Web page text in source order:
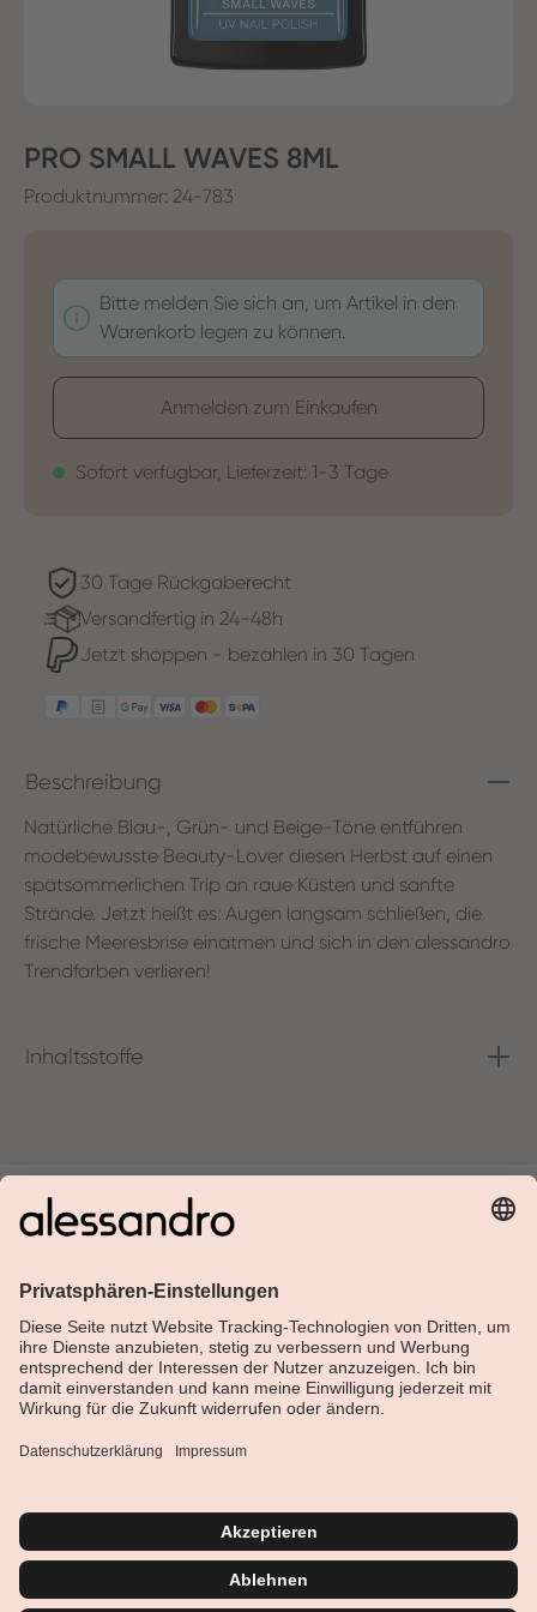
PRO SMALL WAVES 8ML
Produktnummer: 24-783
Bitte melden Sie sich an, um Artikel in den
Warenkorb legen zu können.
Anmelden zum Einkaufen
Sofort verfügbar, Lieferzeit: 1-3 Tage
30 Tage Rückgaberecht
Versandfertig in 24-48h
Jetzt shoppen - bezahlen in 30 Tagen
Beschreibung
Natürliche Blau-, Grün- und Beige-Töne entführen
modebewusste Beauty-Lover diesen Herbst auf einen
spätsommerlichen Trip an raue Küsten und sanfte
Strände. Jetzt heißt es: Augen langsam schließen, die
frische Meeresbrise einatmen und sich in den alessandro
Trendfarben verlieren!
Inhaltsstoffe
Über Alessandro
Shop
Deutsch